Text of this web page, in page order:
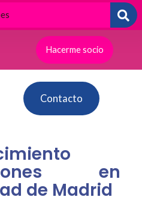
Hacerme socio
Contacto
en
de Madrid